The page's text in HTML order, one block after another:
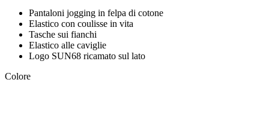
Pantaloni jogging in felpa di cotone
Elastico con coulisse in vita
Tasche sui fianchi
Elastico alle caviglie
Logo SUN68 ricamato sul lato
Colore